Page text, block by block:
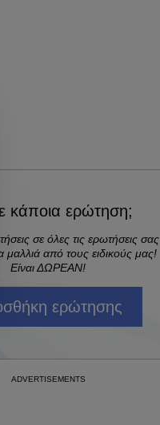
κάποια ερώτηση;
σε όλες τις ερωτήσεις σας
μαλλιά από τους ειδικούς μας!
Είναι ΔΩΡΕΑΝ!
ερώτησης